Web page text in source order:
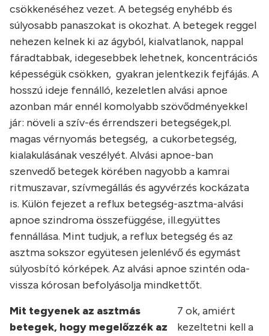
csökkenéséhez vezet. A betegség enyhébb és
súlyosabb panaszokat is okozhat. A betegek reggel
nehezen kelnek ki az ágyból, kialvatlanok, nappal
fáradtabbak, idegesebbek lehetnek, koncentrációs
képességük csökken, gyakran jelentkezik fejfájás. A
hosszú ideje fennálló, kezeletlen alvási apnoe
azonban már ennél komolyabb szövődményekkel
jár: növeli a szív-és érrendszeri betegségek,pl.
magas vérnyomás betegség, a cukorbetegség,
kialakulásának veszélyét. Alvási apnoe-ban
szenvedő betegek körében nagyobb a kamrai
ritmuszavar, szívmegállás és agyvérzés kockázata
is. Külön fejezet a reflux betegség-asztma-alvási
apnoe szindroma összefüggése, ill.együttes
fennállása. Mint tudjuk, a reflux betegség és az
asztma sokszor együtesen jelenlévő és egymást
súlyosbító kórképek. Az alvási apnoe szintén oda-
vissza kórosan befolyásolja mindkettőt.
7 ok, amiért
kezeltetni kell a
Mit tegyenek az asztmás
betegek, hogy megelőzzék az